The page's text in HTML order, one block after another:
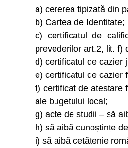
a) cererea tipizată din
b) Cartea de Identitate;
c) certificatul de
prevederilor art.2, lit. f)
d) certificatul de cazier
e) certificatul de cazier
f) certificat de atestare
ale bugetului local;
g) acte de studii – să
h) să aibă cunoștințe
i) să aibă cetățenie